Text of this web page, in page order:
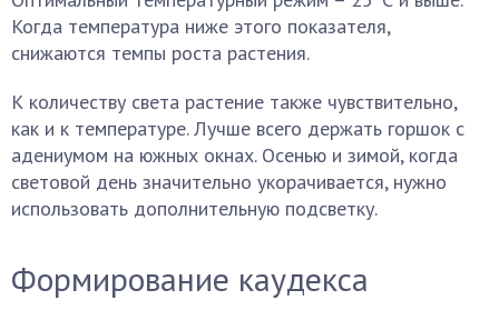
Когда температура ниже этого показателя,
снижаются темпы роста растения.
К количеству света растение также чувствительно,
как и к температуре. Лучше всего держать горшок с
адениумом на южных окнах. Осенью и зимой, когда
световой день значительно укорачивается, нужно
использовать дополнительную подсветку.
Формирование каудекса